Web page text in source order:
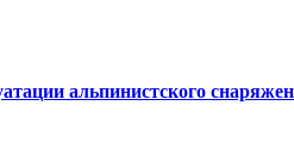
альпинистского